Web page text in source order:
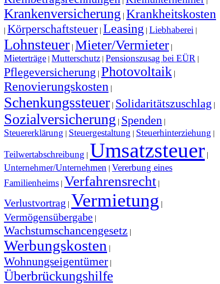
Krankenversicherung | Krankheitskosten
| Körperschaftsteuer | Leasing | Liebhaberei |
Lohnsteuer | Mieter/Vermieter |
Mieterträge | Mutterschutz | Pensionszusag bei EÜR |
Pflegeversicherung | Photovoltaik |
Renovierungskosten |
Schenkungssteuer | Solidaritätszuschlag |
Sozialversicherung | Spenden |
Steuererklärung | Steuergestaltung | Steuerhinterziehung |
Teilwertabschreibung | Umsatzsteuer |
Unternehmer/Unternehmen | Vererbung eines
Familienheims | Verfahrensrecht |
Verlustvortrag | Vermietung |
Vermögensübergabe |
Wachstumschancengesetz |
Werbungskosten |
Wohnungseigentümer |
Überbrückungshilfe